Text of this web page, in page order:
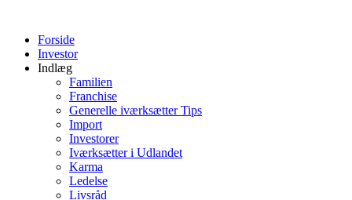
indholdForside
Investor
Indlæg
Familien
Franchise
Generelle iværksætter Tips
Import
Investorer
Iværksætter i Udlandet
Karma
Ledelse
Livsråd